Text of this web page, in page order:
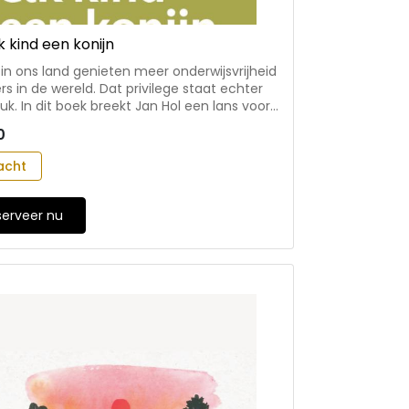
kind een konijn
ons land genieten meer onderwijsvrijheid
in de wereld. Dat privilege staat echter
In dit boek breekt Jan Hol een lans voor
te vormen tot burgers voor onze
Die toekomst heeft mensen nodig die
willen en kunnen samenwerken.
jong, als een kind leert voor een konijn te
een krachtig pleidooi voor onderwijs
een pluriforme samenleving en een
- voor bestuurders,
nu